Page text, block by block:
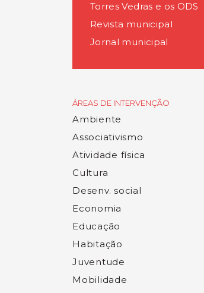
Torres Vedras e os ODS
Revista municipal
Jornal municipal
ÁREAS DE INTERVENÇÃO
Ambiente
Associativismo
Atividade física
Cultura
Desenv. social
Economia
Educação
Habitação
Juventude
Mobilidade